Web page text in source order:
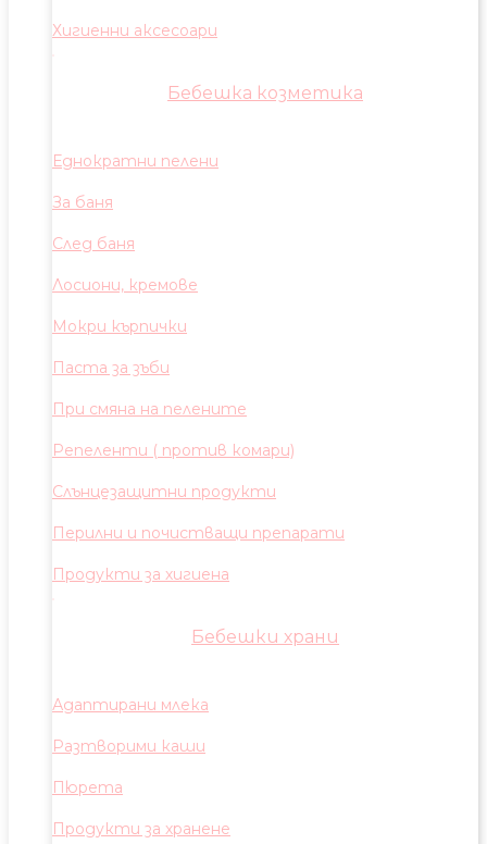
Хигиенни аксесоари
Бебешка козметика
Еднократни пелени
За баня
След баня
Лосиони, кремове
Мокри кърпички
Паста за зъби
При смяна на пелените
Репеленти ( против комари)
Слънцезащитни продукти
Перилни и почистващи препарати
Продукти за хигиена
Бебешки храни
Адаптирани млека
Разтворими каши
Пюрета
Продукти за хранене